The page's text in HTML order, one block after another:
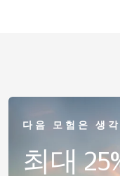
다음 모험은 생
최대